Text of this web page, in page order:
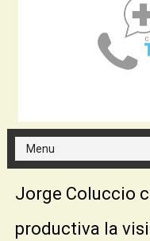
Jorge Coluccio
productiva la